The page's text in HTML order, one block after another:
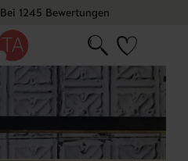
Bei 1245 Bewertungen